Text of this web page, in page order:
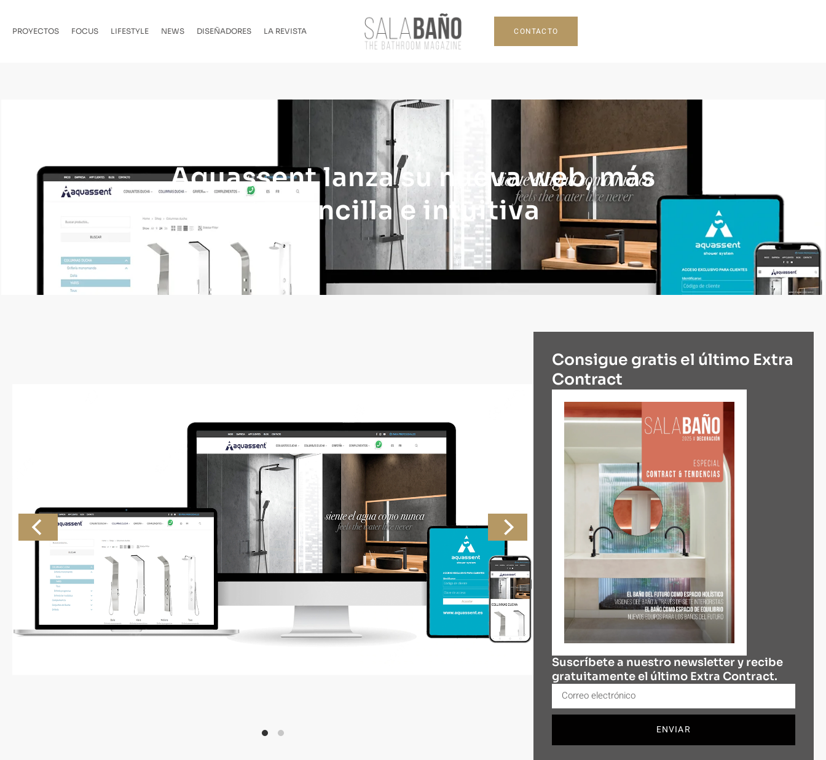
PROYECTOS FOCUS LIFESTYLE NEWS DISEÑADORES LA REVISTA CONTACTO
Aquassent lanza su nueva web, más
sencilla e intuitiva
Consigue gratis el último Extra
Contract
Suscríbete a nuestro newsletter y recibe
gratuitamente el último Extra Contract.
ENVIAR